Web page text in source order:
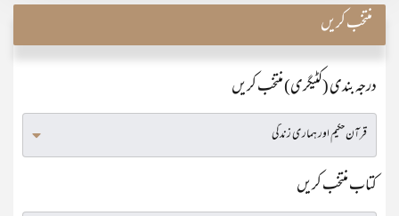
منتخب کریں
درجہ بندی (کٹیگری) منتخب کریں
کتاب منتخب کریں